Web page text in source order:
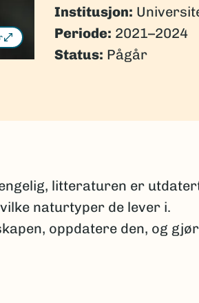
Institusjon:
Periode: 2021–2024
Status: Pågår
litteraturen er
naturtyper de lever i.
oppdatere den, og